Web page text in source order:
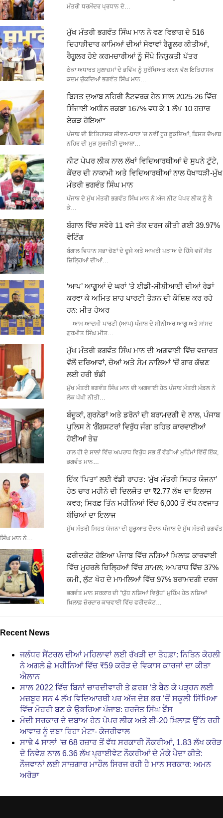
ਮੰਤਰੀ ਧਰਮੇਂਦਰ ਪ੍ਰਧਾਨ ਦੇ…
ਮੁੱਖ ਮੰਤਰੀ ਭਗਵੰਤ ਸਿੰਘ ਮਾਨ ਨੇ ਵਣ ਵਿਭਾਗ ਦੇ 516
ਦਿਹਾੜੀਦਾਰ ਕਾਮਿਆਂ ਦੀਆਂ ਸੇਵਾਵਾਂ ਰੈਗੂਲਰ ਕੀਤੀਆਂ,
ਰੈਗੂਲਰ ਹੋਏ ਕਰਮਚਾਰੀਆਂ ਨੂੰ ਸੌਂਪੇ ਨਿਯੁਕਤੀ ਪੱਤਰ
ਠੇਕਾ ਅਧਾਰਤ ਮੁਲਾਜ਼ਮਾਂ ਦੇ ਭਵਿੱਖ ਨੂੰ ਸੁਰੱਖਿਅਤ ਕਰਨ ਵੱਲ ਇਤਿਹਾਸਕ
ਕਦਮ ਚੁੱਕਦਿਆਂ ਭਗਵੰਤ ਸਿੰਘ ਮਾਨ…
ਬਿਸਤ ਦੁਆਬ ਨਹਿਰੀ ਨੈਟਵਰਕ ਹੇਠ ਸਾਲ 2025-26 ਵਿੱਚ
ਸਿੰਜਾਈ ਅਧੀਨ ਰਕਬਾ 167% ਵਧ ਕੇ 1 ਲੱਖ 10 ਹਜ਼ਾਰ
ਏਕੜ ਹੋਇਆ*
ਪੰਜਾਬ ਦੀ ਇਤਿਹਾਸਕ ਜੀਵਨ-ਧਾਰਾ ’ਚ ਨਵੀਂ ਰੂਹ ਫੂਕਦਿਆਂ, ਬਿਸਤ ਦੋਆਬ
ਨਹਿਰ ਦੀ ਮੁੜ ਸੁਰਜੀਤੀ ਦੁਆਬਾ…
ਨੀਟ ਪੇਪਰ ਲੀਕ ਨਾਲ ਲੱਖਾਂ ਵਿਦਿਆਰਥੀਆਂ ਦੇ ਸੁਪਨੇ ਟੁੱਟੇ,
ਕੇਂਦਰ ਦੀ ਨਾਕਾਮੀ ਅਤੇ ਵਿਦਿਆਰਥੀਆਂ ਨਾਲ ਧੋਖਾਧੜੀ-ਮੁੱਖ
ਮੰਤਰੀ ਭਗਵੰਤ ਸਿੰਘ ਮਾਨ
ਪੰਜਾਬ ਦੇ ਮੁੱਖ ਮੰਤਰੀ ਭਗਵੰਤ ਸਿੰਘ ਮਾਨ ਨੇ ਅੱਜ ਨੀਟ ਪੇਪਰ ਲੀਕ ਨੂੰ ਲੈ
ਕੇ…
ਬੰਗਾਲ ਵਿੱਚ ਸਵੇਰੇ 11 ਵਜੇ ਤੱਕ ਦਰਜ ਕੀਤੀ ਗਈ 39.97%
ਵੋਟਿੰਗ
ਬੰਗਾਲ ਵਿਧਾਨ ਸਭਾ ਚੋਣਾਂ ਦੇ ਦੂਜੇ ਅਤੇ ਆਖਰੀ ਪੜਾਅ ਦੇ ਹਿੱਸੇ ਵਜੋਂ ਸੱਤ
ਜ਼ਿਲ੍ਹਿਆਂ ਦੀਆਂ…
‘ਆਪ’ ਆਗੂਆਂ ਦੇ ਘਰਾਂ ‘ਤੇ ਈਡੀ-ਸੀਬੀਆਈ ਦੀਆਂ ਰੇਡਾਂ
ਕਰਵਾ ਕੇ ਅਮਿਤ ਸ਼ਾਹ ਪਾਰਟੀ ਤੋੜਨ ਦੀ ਕੋਸ਼ਿਸ਼ ਕਰ ਰਹੇ
ਹਨ: ਮੀਤ ਹੇਅਰ
ਆਮ ਆਦਮੀ ਪਾਰਟੀ (ਆਪ) ਪੰਜਾਬ ਦੇ ਸੀਨੀਅਰ ਆਗੂ ਅਤੇ ਸਾਂਸਦ
ਗੁਰਮੀਤ ਸਿੰਘ ਮੀਤ…
ਮੁੱਖ ਮੰਤਰੀ ਭਗਵੰਤ ਸਿੰਘ ਮਾਨ ਦੀ ਅਗਵਾਈ ਵਿੱਚ ਵਜ਼ਾਰਤ
ਵੱਲੋਂ ਦਰਿਆਵਾਂ, ਚੋਆਂ ਅਤੇ ਸੇਮ ਨਾਲਿਆਂ ’ਚੋਂ ਗਾਰ ਕੱਢਣ
ਲਈ ਹਰੀ ਝੰਡੀ
ਮੁੱਖ ਮੰਤਰੀ ਭਗਵੰਤ ਸਿੰਘ ਮਾਨ ਦੀ ਅਗਵਾਈ ਹੇਠ ਪੰਜਾਬ ਮੰਤਰੀ ਮੰਡਲ ਨੇ
ਲੋਕ ਪੱਖੀ ਨੀਤੀ…
ਬੰਦੂਕਾਂ, ਗ੍ਰਨੇਡਾਂ ਅਤੇ ਡਰੋਨਾਂ ਦੀ ਬਰਾਮਦਗੀ ਦੇ ਨਾਲ, ਪੰਜਾਬ
ਪੁਲਿਸ ਨੇ ‘ਗੈਂਗਸਟਰਾਂ ਵਿਰੁੱਧ ਜੰਗ’ ਤਹਿਤ ਕਾਰਵਾਈਆਂ
ਹੋਈਆਂ ਤੇਜ਼
ਹਾਲ ਹੀ ਦੇ ਸਾਲਾਂ ਵਿੱਚ ਅਪਰਾਧ ਵਿਰੁੱਧ ਸਭ ਤੋਂ ਵੱਡੀਆਂ ਮੁਹਿੰਮਾਂ ਵਿੱਚੋਂ ਇੱਕ,
ਭਗਵੰਤ ਮਾਨ…
ਇੱਕ ‘ਪਿਤਾ’ ਲਈ ਵੱਡੀ ਰਾਹਤ: ‘ਮੁੱਖ ਮੰਤਰੀ ਸਿਹਤ ਯੋਜਨਾ’
ਹੇਠ ਚਾਰ ਮਹੀਨੇ ਦੀ ਦਿਲਜੋਤ ਦਾ ₹2.77 ਲੱਖ ਦਾ ਇਲਾਜ
ਕਵਰ; ਸਿਰਫ਼ ਤਿੰਨ ਮਹੀਨਿਆਂ ਵਿੱਚ 6,000 ਤੋਂ ਵੱਧ ਨਵਜਾਤ
ਬੱਚਿਆਂ ਦਾ ਇਲਾਜ
ਮੁੱਖ ਮੰਤਰੀ ਸਿਹਤ ਯੋਜਨਾ ਦੀ ਸ਼ੁਰੂਆਤ ਦੌਰਾਨ ਪੰਜਾਬ ਦੇ ਮੁੱਖ ਮੰਤਰੀ ਭਗਵੰਤ
ਸਿੰਘ ਮਾਨ ਨੇ…
ਫਰੀਦਕੋਟ ਹੋਇਆ ਪੰਜਾਬ ਵਿੱਚ ਨਸ਼ਿਆਂ ਖ਼ਿਲਾਫ਼ ਕਾਰਵਾਈ
ਵਿੱਚ ਮੂਹਰਲੇ ਜ਼ਿਲ੍ਹਿਆਂ ਵਿੱਚ ਸ਼ਾਮਲ; ਅਪਰਾਧ ਵਿੱਚ 37%
ਕਮੀ, ਲੁੱਟ ਖੋਹ ਦੇ ਮਾਮਲਿਆਂ ਵਿੱਚ 97% ਬਰਾਮਦਗੀ ਦਰਜ
ਭਗਵੰਤ ਮਾਨ ਸਰਕਾਰ ਦੀ "ਯੁੱਧ ਨਸ਼ਿਆਂ ਵਿਰੁੱਧ" ਮੁਹਿੰਮ ਹੇਠ ਨਸ਼ਿਆਂ
ਖ਼ਿਲਾਫ਼ ਜ਼ੋਰਦਾਰ ਕਾਰਵਾਈ ਵਿੱਚ ਫਰੀਦਕੋਟ…
Recent News
ਜਲੰਧਰ ਸੈਂਟਰਲ ਦੀਆਂ ਮਹਿਲਾਵਾਂ ਲਈ ਰੱਖੜੀ ਦਾ ਤੋਹਫ਼ਾ: ਨਿਤਿਨ ਕੋਹਲੀ
ਨੇ ਅਗਲੇ ਛੇ ਮਹੀਨਿਆਂ ਵਿੱਚ ₹59 ਕਰੋੜ ਦੇ ਵਿਕਾਸ ਕਾਰਜਾਂ ਦਾ ਕੀਤਾ
ਐਲਾਨ
ਸਾਲ 2022 ਵਿੱਚ ਬਿਨਾਂ ਚਾਰਦੀਵਾਰੀ ਤੇ ਫ਼ਰਸ਼ ‘ਤੇ ਬੈਠ ਕੇ ਪੜ੍ਹਨ ਲਈ
ਮਜ਼ਬੂਰ ਸਨ 4 ਲੱਖ ਵਿਦਿਆਰਥੀ ਪਰ ਅੱਜ ਦੇਸ਼ ਭਰ ‘ਚੋਂ ਸਕੂਲੀ ਸਿੱਖਿਆ
ਵਿੱਚ ਮੋਹਰੀ ਬਣ ਕੇ ਉਭਰਿਆ ਪੰਜਾਬ: ਹਰਜੋਤ ਸਿੰਘ ਬੈਂਸ
ਮੋਦੀ ਸਰਕਾਰ ਦੇ ਦਬਾਅ ਹੇਠ ਪੇਪਰ ਲੀਕ ਅਤੇ ਈ-20 ਖ਼ਿਲਾਫ਼ ਉੱਠ ਰਹੀ
ਆਵਾਜ਼ ਨੂੰ ਦਬਾ ਰਿਹਾ ਮੇਟਾ- ਕੇਜਰੀਵਾਲ
ਸਾਢੇ 4 ਸਾਲਾਂ ‘ਚ 68 ਹਜ਼ਾਰ ਤੋਂ ਵੱਧ ਸਰਕਾਰੀ ਨੌਕਰੀਆਂ, 1.83 ਲੱਖ ਕਰੋੜ
ਦੇ ਨਿਵੇਸ਼ ਨਾਲ 6.36 ਲੱਖ ਪ੍ਰਾਈਵੇਟ ਨੌਕਰੀਆਂ ਦੇ ਮੌਕੇ ਪੈਦਾ ਕੀਤੇ:
ਨੌਜਵਾਨਾਂ ਲਈ ਸਾਜ਼ਗਾਰ ਮਾਹੌਲ ਸਿਰਜ ਰਹੀ ਹੈ ਮਾਨ ਸਰਕਾਰ: ਅਮਨ
ਅਰੋੜਾ